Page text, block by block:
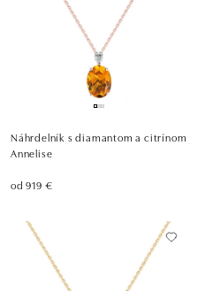
Náhrdelník s diamantom a citrínom
Annelise
od 919 €